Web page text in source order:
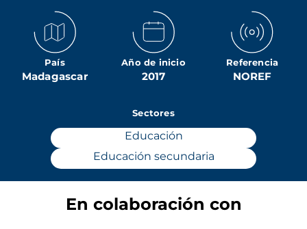
País
Madagascar
Año de inicio
2017
Referencia
NOREF
Sectores
Educación
Educación secundaria
En colaboración con